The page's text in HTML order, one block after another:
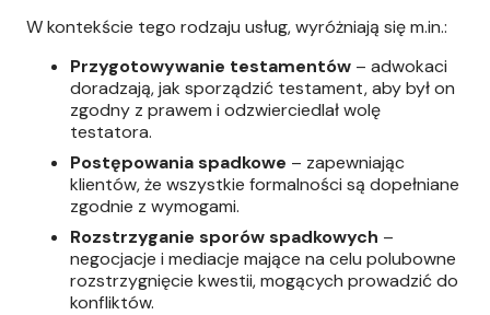
W kontekście tego rodzaju usług, wyróżniają się m.in.:
Przygotowywanie testamentów – adwokaci
doradzają, jak sporządzić testament, aby był on
zgodny z prawem i odzwierciedlał wolę
testatora.
Postępowania spadkowe – zapewniając
klientów, że wszystkie formalności są dopełniane
zgodnie z wymogami.
Rozstrzyganie sporów spadkowych –
negocjacje i mediacje mające na celu polubowne
rozstrzygnięcie kwestii, mogących prowadzić do
konfliktów.